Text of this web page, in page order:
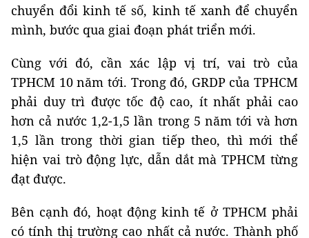
chuyển đổi kinh tế số, kinh tế xanh để chuyển
mình, bước qua giai đoạn phát triển mới.
Cùng với đó, cần xác lập vị trí, vai trò của
TPHCM 10 năm tới. Trong đó, GRDP của TPHCM
phải duy trì được tốc độ cao, ít nhất phải cao
hơn cả nước 1,2-1,5 lần trong 5 năm tới và hơn
1,5 lần trong thời gian tiếp theo, thì mới thể
hiện vai trò động lực, dẫn dắt mà TPHCM từng
đạt được.
Bên cạnh đó, hoạt động kinh tế ở TPHCM phải
có tính thị trường cao nhất cả nước. Thành phố